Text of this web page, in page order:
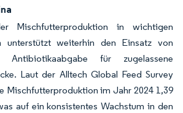
Mischfutterproduktion in wichtigen
unterstützt weiterhin den Einsatz von
Antibiotikaabgabe für zugelassene
Laut der Alltech Global Feed Survey
Mischfutterproduktion im Jahr 2024 1,39
auf ein konsistentes Wachstum in den